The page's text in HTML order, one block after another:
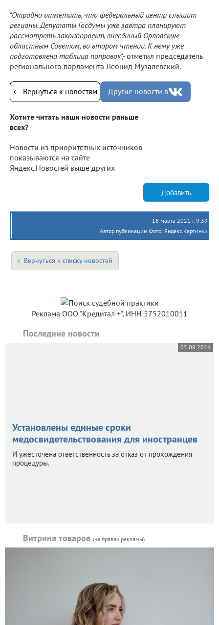
"Отрадно отметить, что федеральный центр слышит
регионы. Депутаты Госдумы уже завтра планируют
рассмотреть законопроект, внесённый Орловским
областным Советом, во втором чтении. К нему уже
подготовлена таблица поправок",-отметил председатель
регионального парламента Леонид Музалевский.
← Вернуться к новостям Другие новости в
Хотите читать наши новости раньше
всех?
Новости из приоритетных источников
показываются на сайте
Яндекс.Новостей выше других
Добавить
16 марта 2021 г. 9:39
Автор публикации Фото: Яндекс.Картинки
Вернуться к списку новостей
Реклама ООО "Кредитал +", ИНН 5752010011
Последние новости
05.08.2026
Установлены единые сроки
медосвидетельствования для иностранцев
И ужесточена ответственность за отказ от прохождения
процедуры.
Витрина товаров (на правах рекламы)